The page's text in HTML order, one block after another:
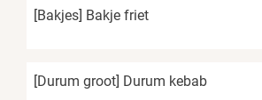
[Bakjes] Bakje friet
[Durum groot] Durum kebab